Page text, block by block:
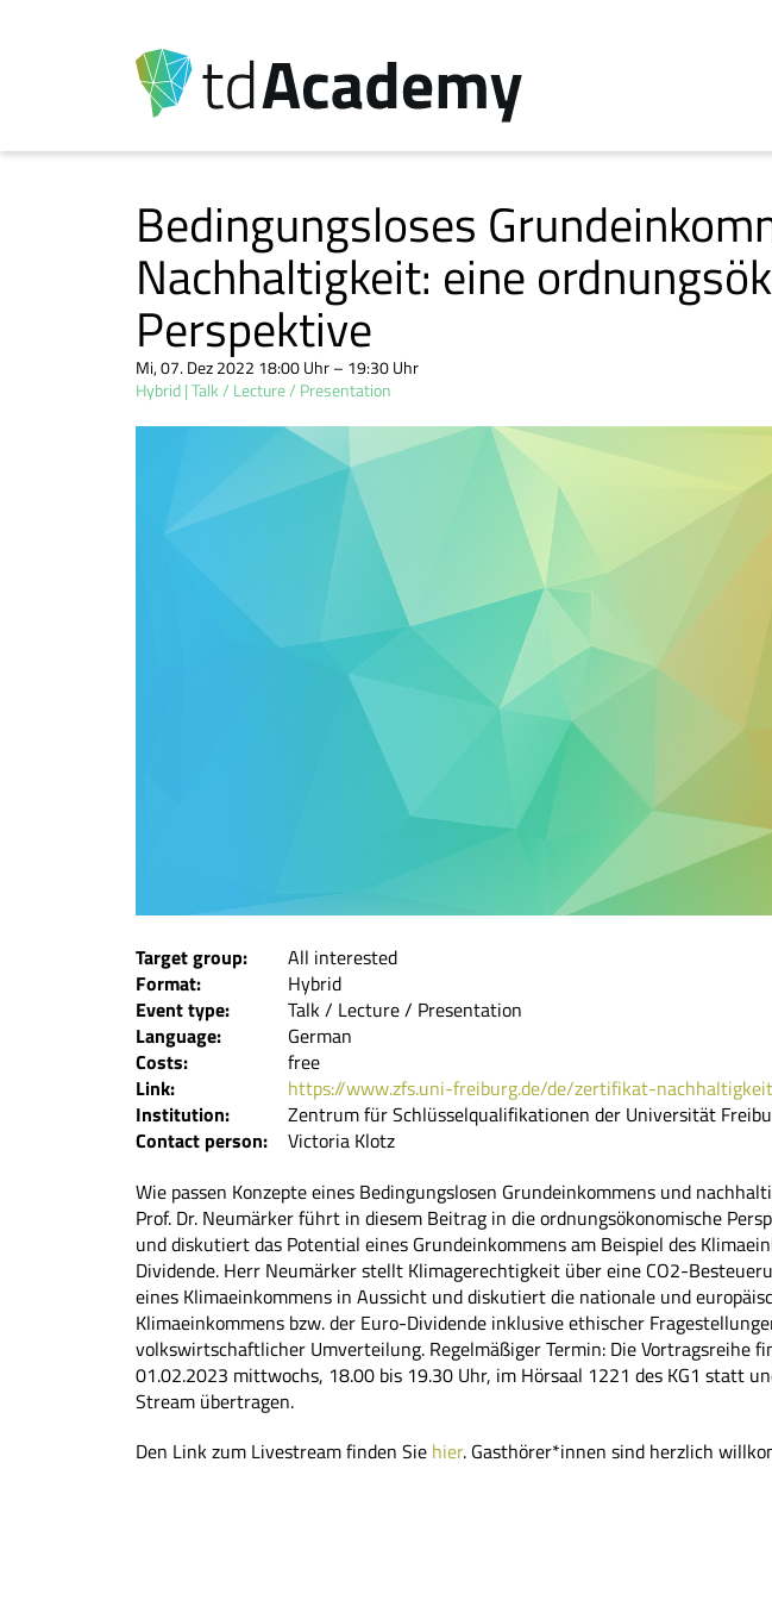
Bedingungsloses
Nachhaltigkeit: eine
Perspektive
Mi, 07. Dez 2022 18:00 Uhr – 19:30 Uhr
Hybrid Talk / Lecture / Presentation
Target group:
All interested
Format:
Hybrid
Event type:
Talk / Lecture / Presentation
Language:
German
Costs:
free
Link:
https://www.zfs.uni-freiburg.de/de/zertifikat-
Institution:
Zentrum für Schlüsselqualifikationen der Universität
Contact person:
Victoria Klotz
Wie passen Konzepte eines Bedingungslosen Grundeinkommens und
Prof. Dr. Neumärker führt in diesem Beitrag in die ordnungsökonomische
und diskutiert das Potential eines Grundeinkommens am Beispiel des
Dividende. Herr Neumärker stellt Klimagerechtigkeit über eine CO2-
eines Klimaeinkommens in Aussicht und diskutiert die nationale und
Klimaeinkommens bzw. der Euro-Dividende inklusive ethischer
volkswirtschaftlicher Umverteilung. Regelmäßiger Termin: Die Vortragsreihe
01.02.2023 mittwochs, 18.00 bis 19.30 Uhr, im Hörsaal 1221 des KG1 statt
Stream übertragen.
Den Link zum Livestream finden Sie hier. Gasthörer*innen sind herzlich